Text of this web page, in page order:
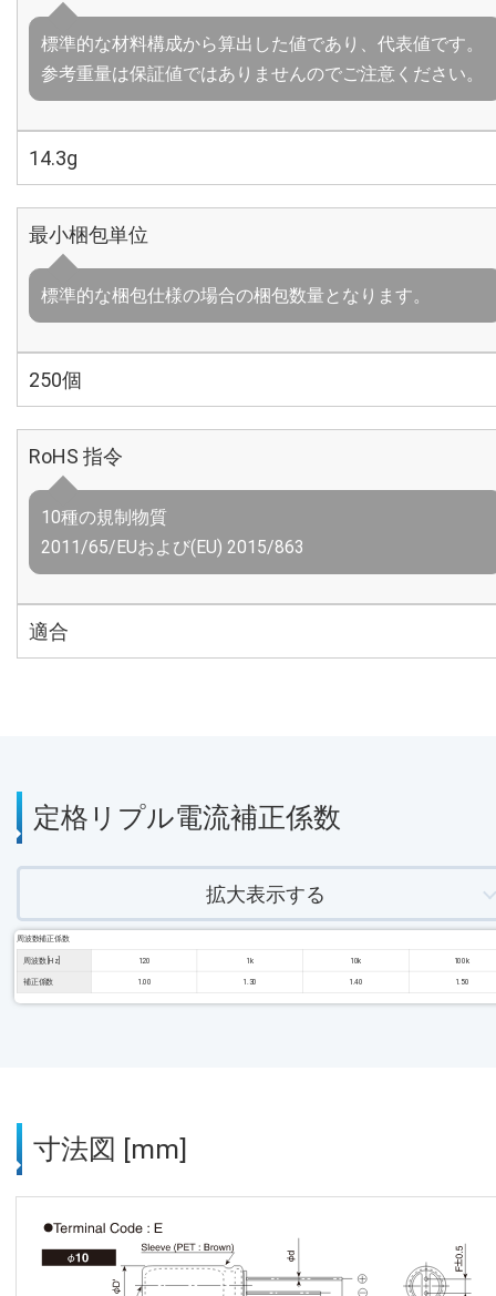
標準的な材料構成から算出した値であり、代表値です。
参考重量は保証値ではありませんのでご注意ください。
14.3g
最小梱包単位
標準的な梱包仕様の場合の梱包数量となります。
250個
RoHS 指令
10種の規制物質
2011/65/EUおよび(EU) 2015/863
適合
定格リプル電流補正係数
拡大表示する
周波数補正係数
周波数 [Hz] 120 1k 10k 100k
補正係数 1.00 1.30 1.40 1.50
寸法図 [mm]